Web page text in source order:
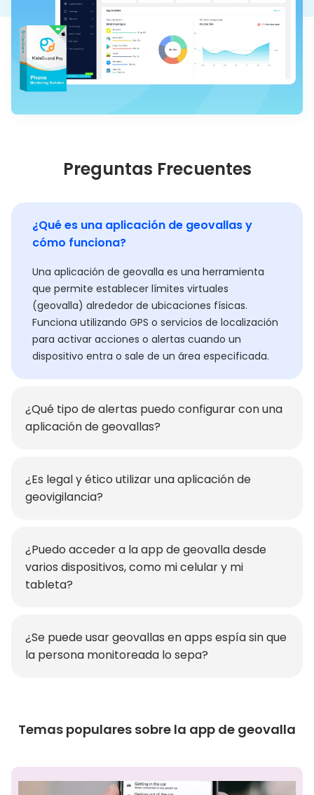
Preguntas Frecuentes
¿Qué es una aplicación de geovallas y
cómo funciona?
Una aplicación de geovalla es una herramienta
que permite establecer límites virtuales
(geovalla) alrededor de ubicaciones físicas.
Funciona utilizando GPS o servicios de localización
para activar acciones o alertas cuando un
dispositivo entra o sale de un área especificada.
¿Qué tipo de alertas puedo configurar con una
aplicación de geovallas?
¿Es legal y ético utilizar una aplicación de
geovigilancia?
¿Puedo acceder a la app de geovalla desde
varios dispositivos, como mi celular y mi
tableta?
¿Se puede usar geovallas en apps espía sin que
la persona monitoreada lo sepa?
Temas populares sobre la app de geovalla